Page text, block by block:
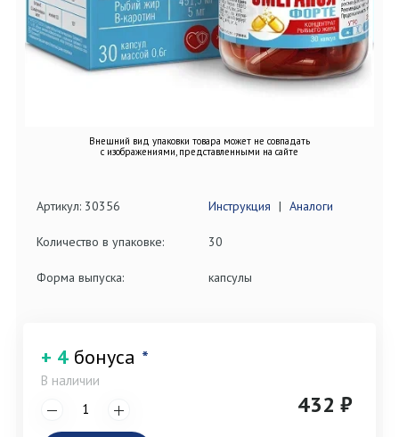
Внешний вид упаковки товара может не совпадать
с изображениями, представленными на сайте
Артикул: 30356 Инструкция | Аналоги
Количество в упаковке: 30
Форма выпуска: капсулы
+ 4 бонуса *
В наличии
432 ₽